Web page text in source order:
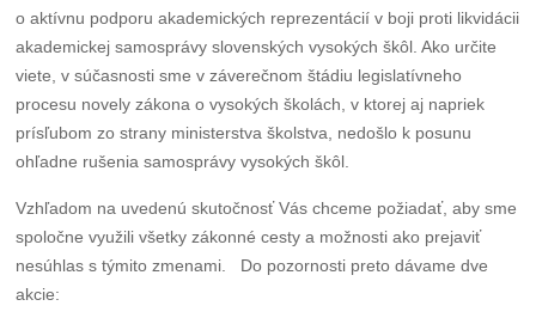
o aktívnu podporu akademických reprezentácií v boji proti likvidácii
akademickej samosprávy slovenských vysokých škôl. Ako určite
viete, v súčasnosti sme v záverečnom štádiu legislatívneho
procesu novely zákona o vysokých školách, v ktorej aj napriek
prísľubom zo strany ministerstva školstva, nedošlo k posunu
ohľadne rušenia samosprávy vysokých škôl.
Vzhľadom na uvedenú skutočnosť Vás chceme požiadať, aby sme
spoločne využili všetky zákonné cesty a možnosti ako prejaviť
nesúhlas s týmito zmenami. Do pozornosti preto dávame dve
akcie: